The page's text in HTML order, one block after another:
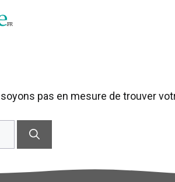
pas en mesure de trouver